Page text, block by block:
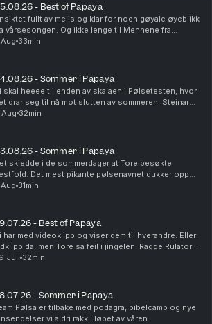
- Best of Papaya
fullt av melis og klar for noen gøyale øyeblikk
vårsesongen. Og ikke lenge til Mennene fra
er tilbake i sesong nå!
33min
- Sommer i Papaya
skal heeeelt i enden av skalaen i Pølsetesten, hvor
drar seg til nå mot slutten av sommeren. Steinar
Route 66 og blir nesten drept. Det er
32min
- Sommer i Papaya
skjedde i de sommerdager at Tore besøkte
Det mest pikante pølsenavnet dukker opp
vi rydder i fryseren. Yes.
31min
- Best of Papaya
har med videoklipp og viser dem til hverandre. Eller
da, men Tore sa feil i jingelen. Ragge Rulator
opp, og Steinar utsettes for på-bekostnings-
Juli 32min
- Sommer i Papaya
Pølsa er tilbake med podagra, bibelcamp og nye
vi aldri rakk i løpet av våren.